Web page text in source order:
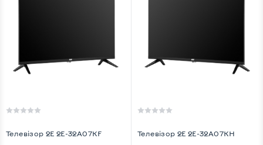
Телевiзор 2E 2E-32A07KF Телевiзор 2E 2E-32A07KH